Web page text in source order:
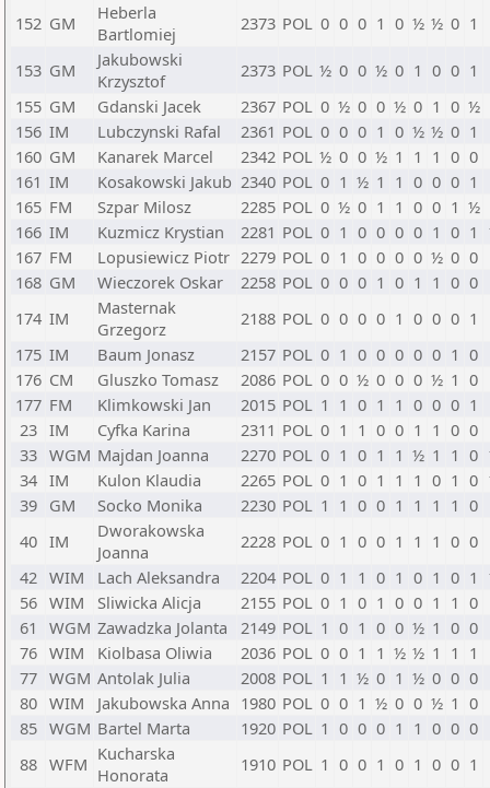
152 GM
Heberla
Bartlomiej
2373 POL 0 0 0 1 0 ½ ½ 0 1
153 GM
Jakubowski
Krzysztof
2373 POL ½ 0 0 ½ 0 1 0 0 1
155 GM Gdanski Jacek 2367 POL 0 ½ 0 0 ½ 0 1 0 ½
156 IM Lubczynski Rafal 2361 POL 0 0 0 1 0 ½ ½ 0 1
160 GM Kanarek Marcel 2342 POL ½ 0 0 ½ 1 1 1 0 0
161 IM Kosakowski Jakub 2340 POL 0 1 ½ 1 1 0 0 0 1
165 FM Szpar Milosz 2285 POL 0 ½ 0 1 1 0 0 1 ½
166 IM Kuzmicz Krystian 2281 POL 0 1 0 0 0 0 1 0 1
167 FM Lopusiewicz Piotr 2279 POL 0 1 0 0 0 0 ½ 0 0
168 GM Wieczorek Oskar 2258 POL 0 0 0 1 0 1 1 0 0
174 IM
Masternak
Grzegorz
2188 POL 0 0 0 0 1 0 0 0 1
175 IM Baum Jonasz 2157 POL 0 1 0 0 0 0 0 1 0
176 CM Gluszko Tomasz 2086 POL 0 0 ½ 0 0 0 ½ 1 0
177 FM Klimkowski Jan 2015 POL 1 1 0 1 1 0 0 0 1
23 IM Cyfka Karina 2311 POL 0 1 1 0 0 1 1 0 0
33 WGM Majdan Joanna 2270 POL 0 1 0 1 1 ½ 1 1 0
34 IM Kulon Klaudia 2265 POL 0 1 0 1 1 1 0 1 0
39 GM Socko Monika 2230 POL 1 1 0 0 1 1 1 1 0
40 IM
Dworakowska
Joanna
2228 POL 0 1 0 0 1 1 1 0 0
42 WIM Lach Aleksandra 2204 POL 0 1 1 0 1 0 1 0 1
56 WIM Sliwicka Alicja 2155 POL 0 1 0 1 0 0 1 1 0
61
WGM Zawadzka Jolanta 2149 POL 1 0 1 0 0 ½ 1 0 0
76 WIM Kiolbasa Oliwia 2036 POL 0 0 1 1 ½ ½ 1 1 1
77 WGM Antolak Julia 2008 POL 1 1 ½ 0 1 ½ 0 0 0
80 WIM Jakubowska Anna 1980 POL 0 0 1 ½ 0 0 ½ 1 0
85 WGM Bartel Marta 1920 POL 1 0 0 0 1 1 0 0 0
88 WFM Kucharska
Honorata
1910 POL 1 0 0 1 0 1 0 0 1